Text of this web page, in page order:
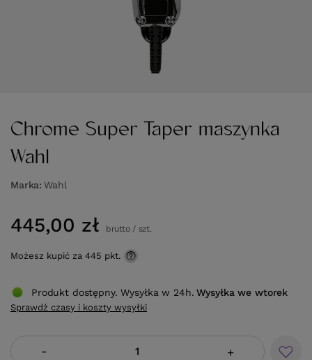
Chrome Super Taper maszynka
Wahl
Marka Wahl
445,00 zł brutto/ szt.
Możesz kupić za 445 pkt.
- +
Produkt dostępny. Wysyłka w 24h. Wysyłkawe wtorek
Sprawdź czasy i koszty wysyłki